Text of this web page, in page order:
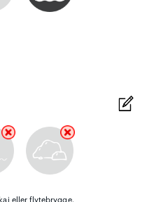
eller flytebrygge.